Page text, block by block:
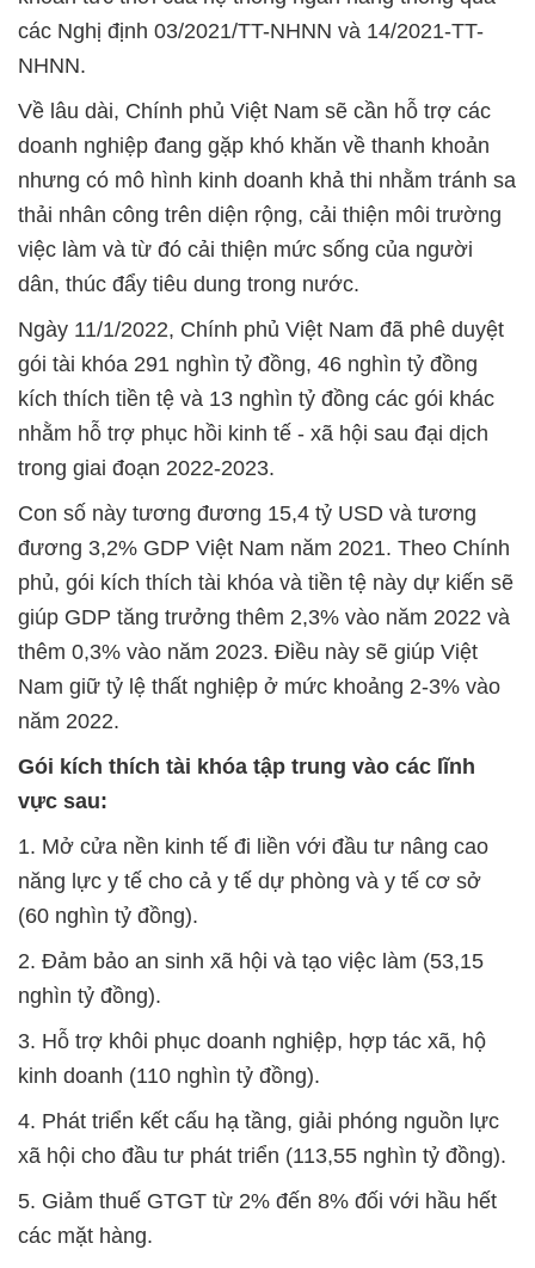
các Nghị định 03/2021/TT-NHNN và 14/2021-TT-
NHNN.
Về lâu dài, Chính phủ Việt Nam sẽ cần hỗ trợ các
doanh nghiệp đang gặp khó khăn về thanh khoản
nhưng có mô hình kinh doanh khả thi nhằm tránh sa
thải nhân công trên diện rộng, cải thiện môi trường
việc làm và từ đó cải thiện mức sống của người
dân, thúc đẩy tiêu dung trong nước.
Ngày 11/1/2022, Chính phủ Việt Nam đã phê duyệt
gói tài khóa 291 nghìn tỷ đồng, 46 nghìn tỷ đồng
kích thích tiền tệ và 13 nghìn tỷ đồng các gói khác
nhằm hỗ trợ phục hồi kinh tế - xã hội sau đại dịch
trong giai đoạn 2022-2023.
Con số này tương đương 15,4 tỷ USD và tương
đương 3,2% GDP Việt Nam năm 2021. Theo Chính
phủ, gói kích thích tài khóa và tiền tệ này dự kiến sẽ
giúp GDP tăng trưởng thêm 2,3% vào năm 2022 và
thêm 0,3% vào năm 2023. Điều này sẽ giúp Việt
Nam giữ tỷ lệ thất nghiệp ở mức khoảng 2-3% vào
năm 2022.
Gói kích thích tài khóa tập trung vào các lĩnh
vực sau:
1. Mở cửa nền kinh tế đi liền với đầu tư nâng cao
năng lực y tế cho cả y tế dự phòng và y tế cơ sở
(60 nghìn tỷ đồng).
2. Đảm bảo an sinh xã hội và tạo việc làm (53,15
nghìn tỷ đồng).
3. Hỗ trợ khôi phục doanh nghiệp, hợp tác xã, hộ
kinh doanh (110 nghìn tỷ đồng).
4. Phát triển kết cấu hạ tầng, giải phóng nguồn lực
xã hội cho đầu tư phát triển (113,55 nghìn tỷ đồng).
5. Giảm thuế GTGT từ 2% đến 8% đối với hầu hết
các mặt hàng.